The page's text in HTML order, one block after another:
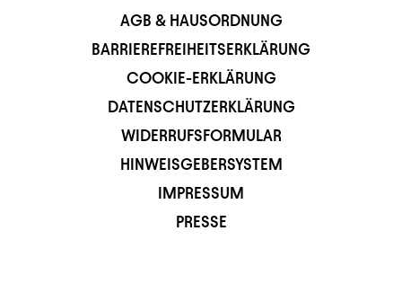
AGB & HAUSORDNUNG
BARRIEREFREIHEITSERKLÄRUNG
COOKIE-ERKLÄRUNG
DATENSCHUTZERKLÄRUNG
WIDERRUFSFORMULAR
HINWEISGEBERSYSTEM
IMPRESSUM
PRESSE